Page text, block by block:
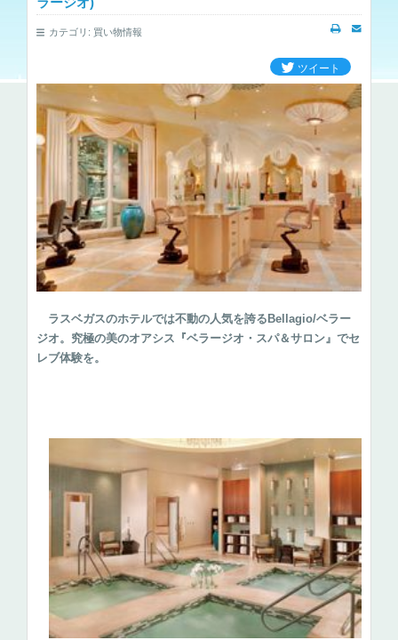
カテゴリ: 買い物情報
ラスベガスのホテルでは不動の人気を誇るBellagio/ベラー
ジオ。究極の美のオアシス『ベラージオ・スパ＆サロン』でセ
レブ体験を。
ツイート